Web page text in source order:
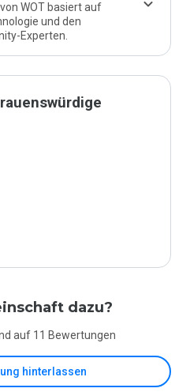
WOT basiert auf
und den
Experten.
dazu?
auf 11 Bewertungen
hinterlassen